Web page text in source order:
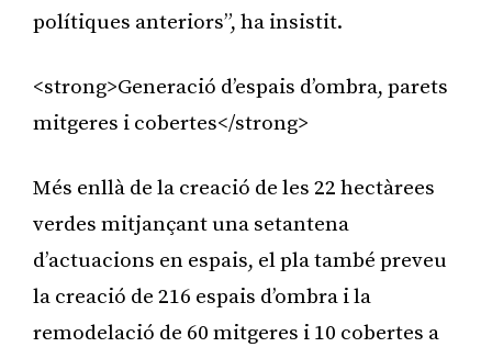
polítiques anteriors”, ha insistit.
<strong>Generació d’espais d’ombra, parets
mitgeres i cobertes</strong>
Més enllà de la creació de les 22 hectàrees
verdes mitjançant una setantena
d’actuacions en espais, el pla també preveu
la creació de 216 espais d’ombra i la
remodelació de 60 mitgeres i 10 cobertes a